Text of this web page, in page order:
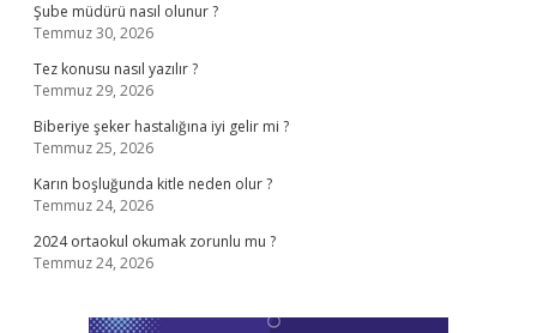
Şube müdürü nasıl olunur ?
Temmuz 30, 2026
Tez konusu nasıl yazılır ?
Temmuz 29, 2026
Biberiye şeker hastalığına iyi gelir mi ?
Temmuz 25, 2026
Karın boşluğunda kitle neden olur ?
Temmuz 24, 2026
2024 ortaokul okumak zorunlu mu ?
Temmuz 24, 2026